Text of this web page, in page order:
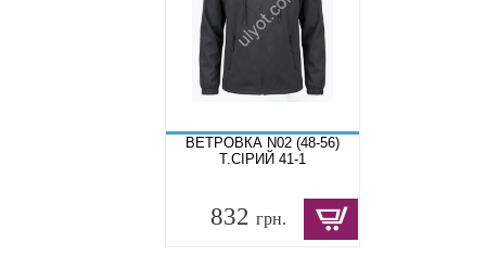
ВЕТРОВКА N02 (48-56)
Т.СІРИЙ 41-1
832 грн.